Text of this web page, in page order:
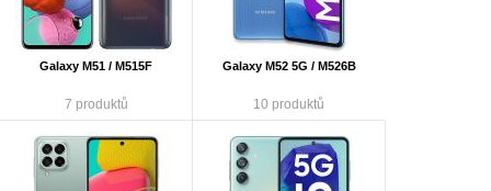
Galaxy M51 / M515F
7 produktů
Galaxy M52 5G / M526B
10 produktů